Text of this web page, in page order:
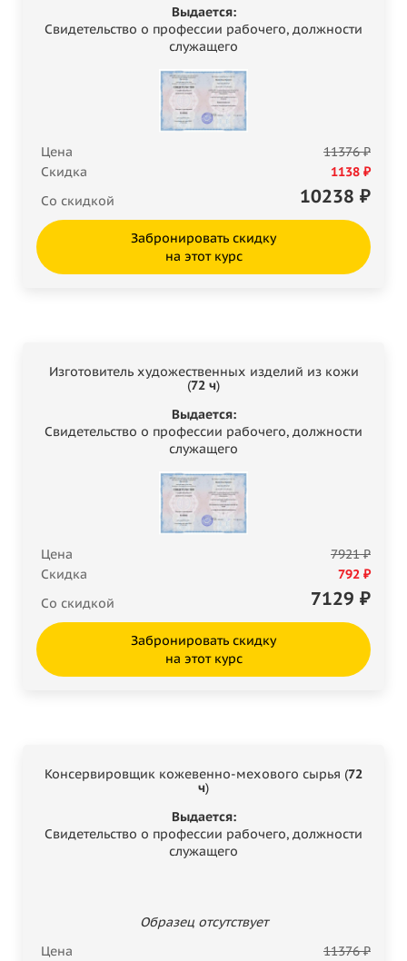
Выдается:
Свидетельство о профессии рабочего, должности
служащего
Цена
11376 ₽
Скидка
1138 ₽
Со скидкой
10238 ₽
Забронировать скидку
на этот курс
Изготовитель художественных изделий из кожи
(72 ч)
Выдается:
Свидетельство о профессии рабочего, должности
служащего
Цена
7921 ₽
Скидка
792 ₽
Со скидкой
7129 ₽
Забронировать скидку
на этот курс
Консервировщик кожевенно-мехового сырья (72
ч)
Выдается:
Свидетельство о профессии рабочего, должности
служащего
Образец отсутствует
Цена
11376 ₽